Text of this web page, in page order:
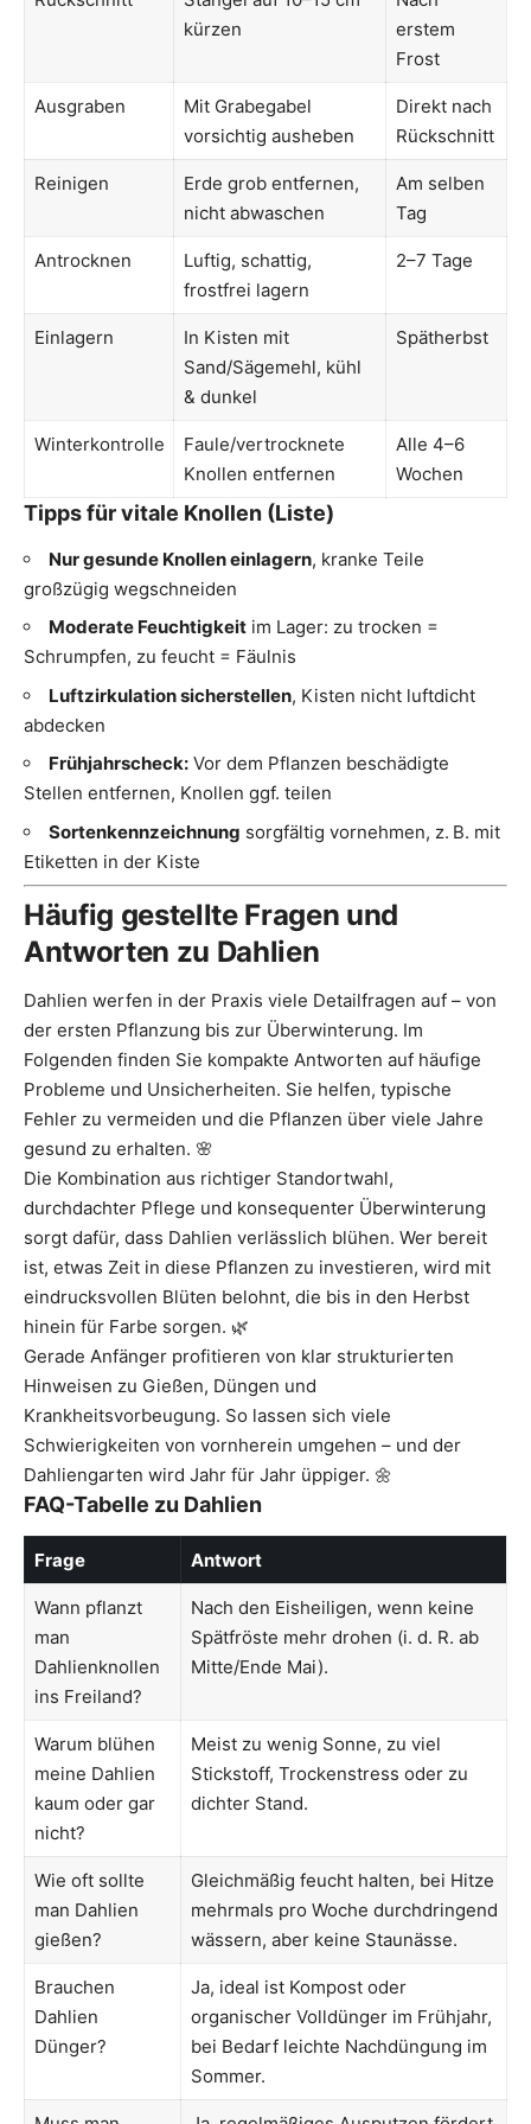
kürzen
erstem
Frost
Ausgraben
Mit Grabegabel
vorsichtig ausheben
Direkt nach
Rückschnitt
Reinigen
Erde grob entfernen,
nicht abwaschen
Am selben
Tag
Antrocknen
Luftig, schattig,
frostfrei lagern
2–7 Tage
Einlagern
In Kisten mit
Sand/Sägemehl, kühl
& dunkel
Spätherbst
Winterkontrolle
Faule/vertrocknete
Knollen entfernen
Alle 4–6
Wochen
Tipps für vitale Knollen (Liste)
Nur gesunde Knollen einlagern, kranke Teile
großzügig wegschneiden
Moderate Feuchtigkeit im Lager: zu trocken =
Schrumpfen, zu feucht = Fäulnis
Luftzirkulation sicherstellen, Kisten nicht luftdicht
abdecken
Frühjahrscheck: Vor dem Pflanzen beschädigte
Stellen entfernen, Knollen ggf. teilen
Sortenkennzeichnung sorgfältig vornehmen, z. B. mit
Etiketten in der Kiste
Häufig gestellte Fragen und
Antworten zu Dahlien
Dahlien werfen in der Praxis viele Detailfragen auf – von
der ersten Pflanzung bis zur Überwinterung. Im
Folgenden finden Sie kompakte Antworten auf häufige
Probleme und Unsicherheiten. Sie helfen, typische
Fehler zu vermeiden und die Pflanzen über viele Jahre
gesund zu erhalten. 🌸
Die Kombination aus richtiger Standortwahl,
durchdachter Pflege und konsequenter Überwinterung
sorgt dafür, dass Dahlien verlässlich blühen. Wer bereit
ist, etwas Zeit in diese Pflanzen zu investieren, wird mit
eindrucksvollen Blüten belohnt, die bis in den Herbst
hinein für Farbe sorgen. 🌿
Gerade Anfänger profitieren von klar strukturierten
Hinweisen zu Gießen, Düngen und
Krankheitsvorbeugung. So lassen sich viele
Schwierigkeiten von vornherein umgehen – und der
Dahliengarten wird Jahr für Jahr üppiger. 🌼
FAQ-Tabelle zu Dahlien
Frage Antwort
Wann pflanzt
man
Dahlienknollen
ins Freiland?
Nach den Eisheiligen, wenn keine
Spätfröste mehr drohen (i. d. R. ab
Mitte/Ende Mai).
Warum blühen
meine Dahlien
kaum oder gar
nicht?
Meist zu wenig Sonne, zu viel
Stickstoff, Trockenstress oder zu
dichter Stand.
Wie oft sollte
man Dahlien
gießen?
Gleichmäßig feucht halten, bei Hitze
mehrmals pro Woche durchdringend
wässern, aber keine Staunässe.
Brauchen
Dahlien
Dünger?
Ja, ideal ist Kompost oder
organischer Volldünger im Frühjahr,
bei Bedarf leichte Nachdüngung im
Sommer.